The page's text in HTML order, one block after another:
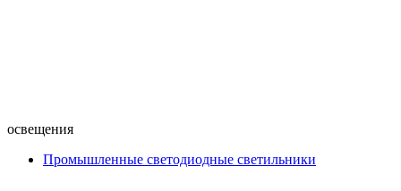
освещения
Промышленные светодиодные светильники